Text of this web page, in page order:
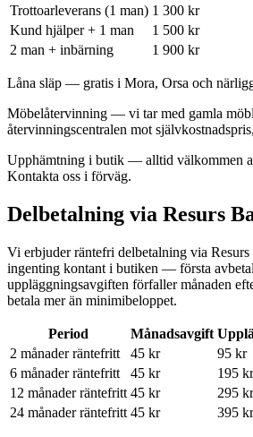
Trottoarleverans (1 man) 1 300 kr
Kund hjälper + 1 man
1 500 kr
2 man + inbärning
1 900 kr
Låna släp — gratis i Mora, Orsa och
Möbelåtervinning — vi tar med gamla
återvinningscentralen mot
Upphämtning i butik — alltid välkommen
Kontakta oss i förväg.
Delbetalning via Resurs
Vi erbjuder räntefri delbetalning via
ingenting kontant i butiken — första
uppläggningsavgiften förfaller månaden
betala mer än minimibeloppet.
Period Månadsavgift
2 månaderräntefritt 45 kr
95 kr
6 månaderräntefritt 45 kr
195 kr
12 månaderräntefritt 45 kr
295 kr
24 månaderräntefritt 45 kr 395 kr